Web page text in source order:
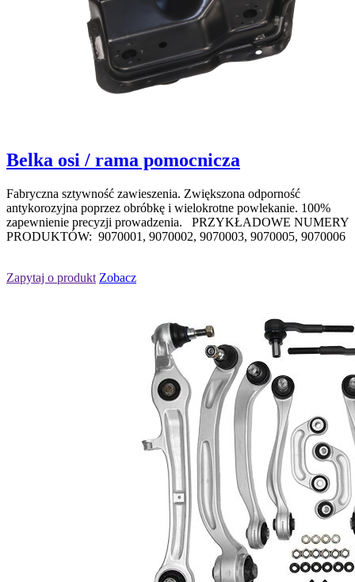
Belka osi / rama pomocnicza
Fabryczna sztywność zawieszenia. Zwiększona odporność
antykorozyjna poprzez obróbkę i wielokrotne powlekanie. 100%
zapewnienie precyzji prowadzenia. PRZYKŁADOWE NUMERY
PRODUKTÓW: 9070001, 9070002, 9070003, 9070005, 9070006
Zapytaj o produkt Zobacz